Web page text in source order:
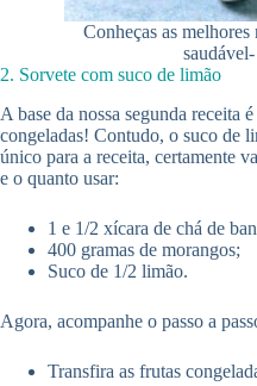
Conheças as
2. Sorvete com suco de limão
A base da nossa segunda receita
congeladas! Contudo, o suco de
único para a receita, certamente
e o quanto usar:
1 e 1/2 xícara de chá de
400 gramas de morangos;
Suco de 1/2 limão.
Agora, acompanhe o passo a
Transfira as frutas